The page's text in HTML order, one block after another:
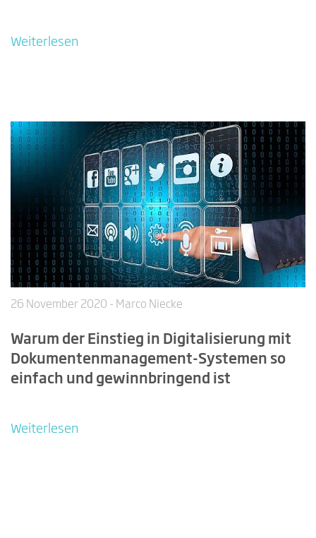
Weiterlesen
26 November 2020 - Marco Niecke
Warum der Einstieg in Digitalisierung mit
Dokumentenmanagement-Systemen so
einfach und gewinnbringend ist
Weiterlesen